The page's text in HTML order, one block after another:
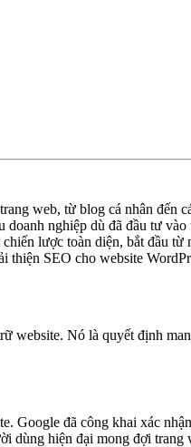
web, từ blog cá nhân
nghiệp dù đã đầu tư
lược toàn diện, bắt đầu
SEO cho website
website. Nó là quyết định
Google đã công khai xác
dùng hiện đại mong đợi